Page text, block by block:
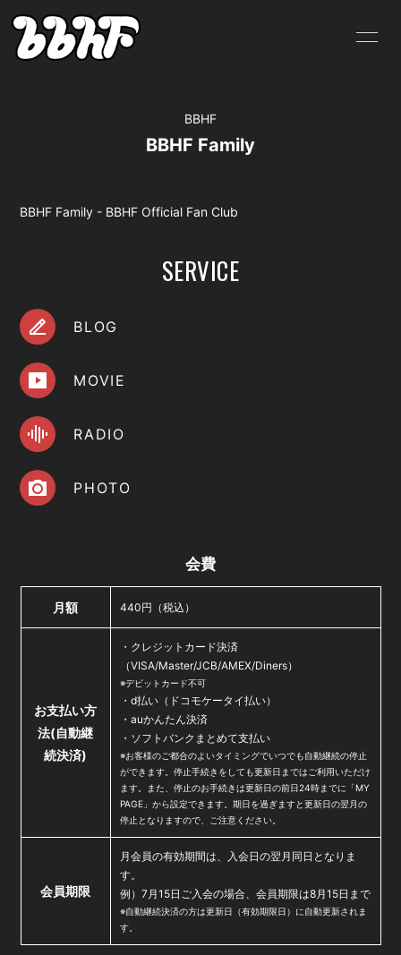
PROFILE
BLOG
MOVIE
会員登録
BBHF
BBHF Family
BBHF Family - BBHF Official Fan Club
SERVICE
BLOG
MOVIE
RADIO
PHOTO
会費
月額 440円（税込）
お支払い方
法(自動継
続決済)
・クレジットカード決済
（VISA/Master/JCB/AMEX/Diners）
※デビットカード不可
・d払い（ドコモケータイ払い）
・auかんたん決済
・ソフトバンクまとめて支払い
※お客様のご都合のよいタイミングでいつでも自動継続の停止
ができます。停止手続きをしても更新日まではご利用いただけ
ます。また、停止のお手続きは更新日の前日24時までに「MY
PAGE」から設定できます。期日を過ぎますと更新日の翌月の
停止となりますので、ご注意ください。
会員期限
月会員の有効期間は、入会日の翌月同日となりま
す。
例）7月15日ご入会の場合、会員期限は8月15日まで
※自動継続決済の方は更新日（有効期限日）に自動更新されま
す。